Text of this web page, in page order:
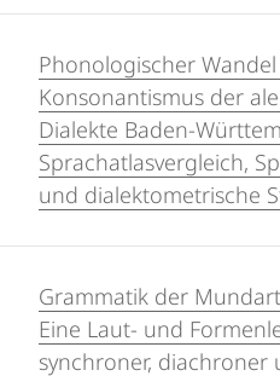
Phonologischer
Konsonantismus der
Dialekte Baden-
Sprachatlasvergleich,
und dialektometrische
Grammatik der
Eine Laut- und
synchroner, diachroner